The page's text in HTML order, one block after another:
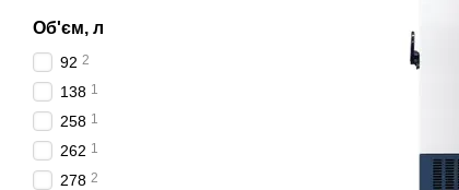
Об'єм, л
92 2
138 1
258 1
262 1
278 2